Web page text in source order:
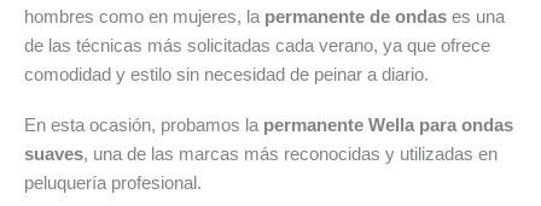
hombres como en mujeres, la permanente de ondas es una
de las técnicas más solicitadas cada verano, ya que ofrece
comodidad y estilo sin necesidad de peinar a diario.
En esta ocasión, probamos la permanente Wella para ondas
suaves, una de las marcas más reconocidas y utilizadas en
peluquería profesional.
paso